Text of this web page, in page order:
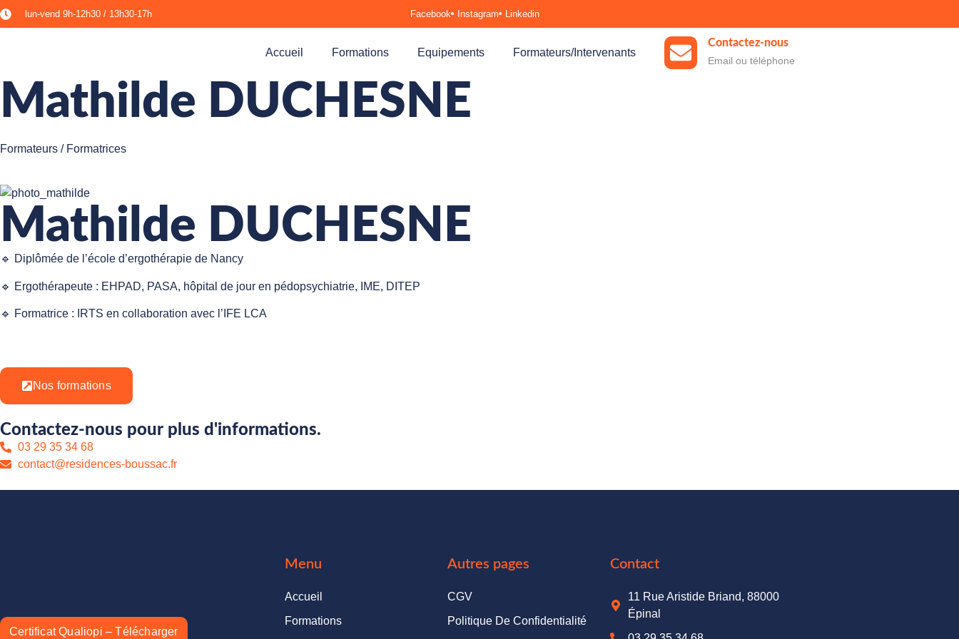
lun-vend 9h-12h30 / 13h30-17h​ Facebook Instagram Linkedin
Accueil Formations Equipements Formateurs/Intervenants
Contactez-nous
Email ou téléphone
Mathilde DUCHESNE
Formateurs / Formatrices
Mathilde DUCHESNE
🔹 Diplômée de l’école d’ergothérapie de Nancy
🔹 Ergothérapeute : EHPAD, PASA, hôpital de jour en pédopsychiatrie, IME, DITEP
🔹 Formatrice : IRTS en collaboration avec l’IFE LCA
Nos formations
Contactez-nous pour plus d'informations.
03 29 35 34 68
contact@residences-boussac.fr
Certificat Qualiopi – Télécharger
Menu
Accueil
Formations
Autres pages
CGV
Politique De Confidentialité
Contact
11 Rue Aristide Briand, 88000
Épinal